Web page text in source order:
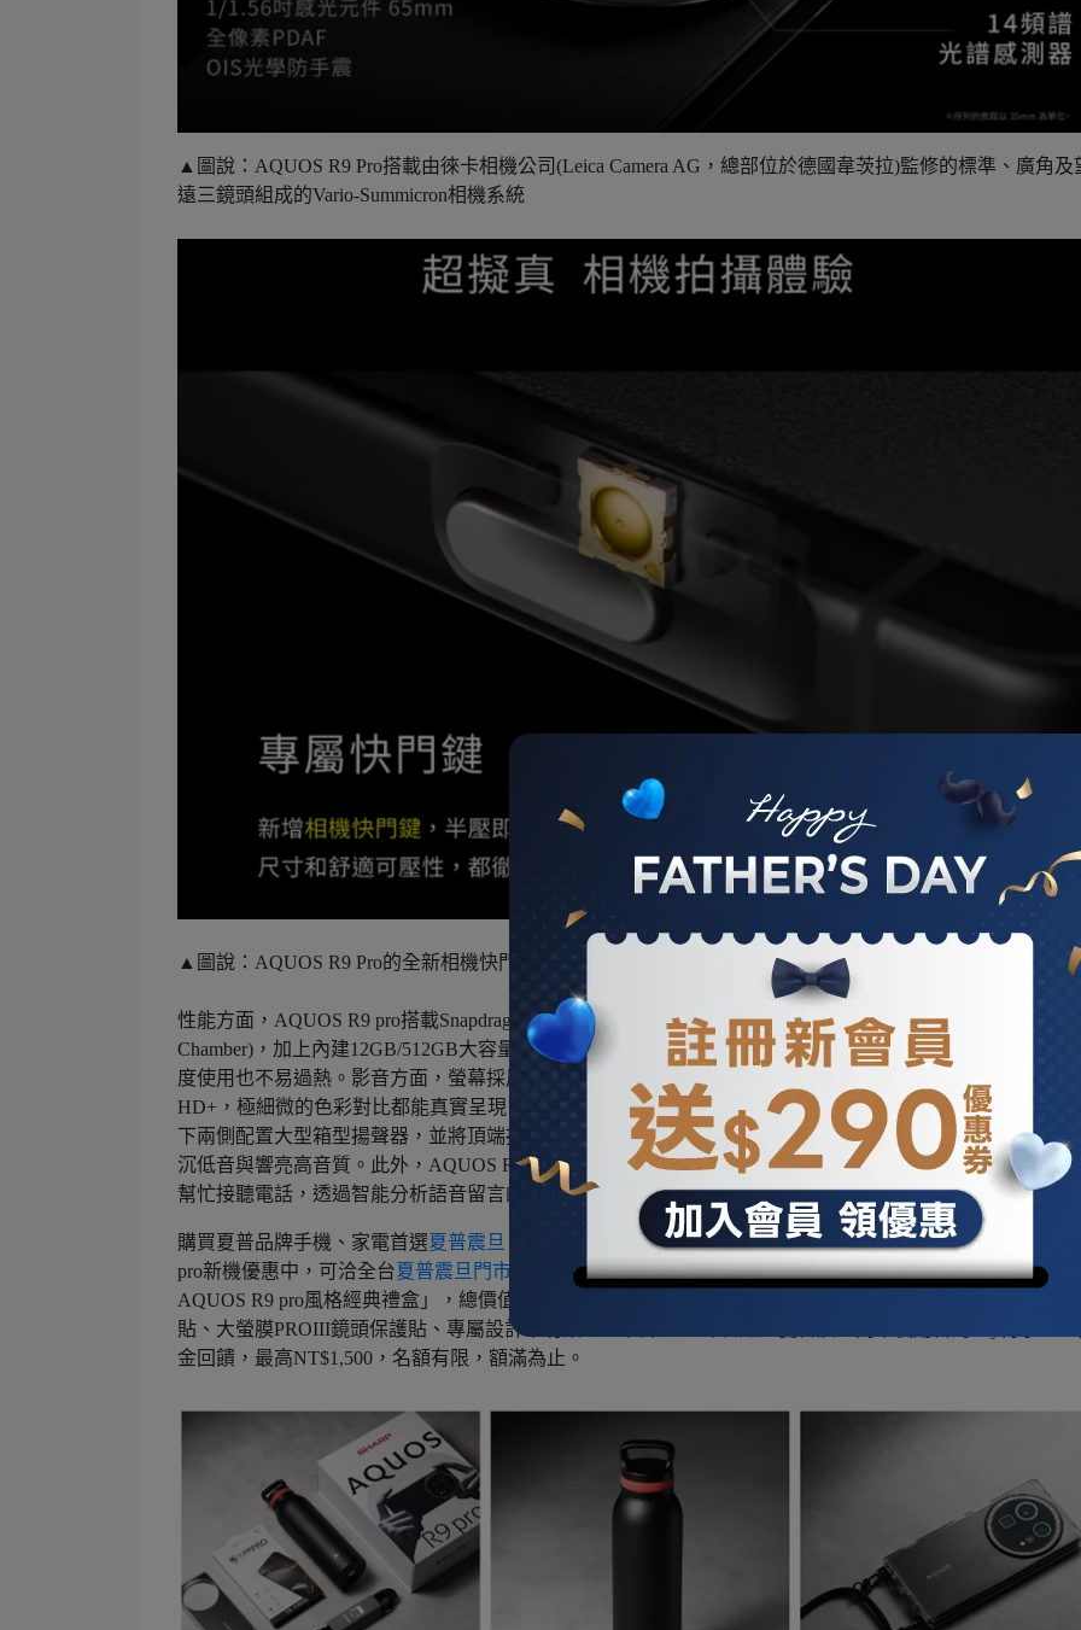
▲圖說：AQUOS R9 Pro搭載由徠卡相機公司(Leica Camera AG，總部位於德國韋茨拉)監修的標準、廣角及
遠三鏡頭組成的Vario-Summicron相機系統
▲圖說：AQUOS R9 Pro的全新相機快門鍵設計，提供如數位相機攝影的體驗。
性能方面，AQUOS R9 pro搭載Snapdragon® 8s Gen 3 Mobile Platform處理器、超導熱板散熱系統(Vapor
Chamber)，加上內建12GB/512GB大容量記憶體，即使開啟多個高負載應用程式，依然能運行流暢不卡頓，
度使用也不易過熱。影音方面，螢幕採用1-240Hz的可變驅動Pro IGZO OLED顯示技術，解析度提升至Quad
HD+，極細微的色彩對比都能真實呈現，亮度與過往機型相比提高約1.5倍，戶外使用也能輕鬆瀏覽；手機
下兩側配置大型箱型揚聲器，並將頂端揚聲器箱結構金屬化，帶來身歷其境的立體環繞聲，完美呈現強勁
沉低音與響亮高音質。此外，AQUOS R9 pro還貼心配備夏普獨有生成式AI功能「留言助手」，彷彿隨身祕
幫忙接聽電話，透過智能分析語音留言的內容重點，無須播放語音即可掌握訊息摘要。
購買夏普品牌手機、家電首選夏普震旦
，手機天天超低搶便宜，夏普家電特賣搶好康！SHARP AQUOS R9
pro新機優惠中，可洽全台夏普震旦門市 夏普震旦線上商城。12/25-2025/1/8搶先預購再送限量「SHARP
AQUOS R9 pro風格經典禮盒」，總價值達NT$6,000，包括限量Leica徠卡保溫瓶、大螢膜 PRO III 螢幕保護
貼、大螢膜PROIII鏡頭保護貼、專屬設計軍功殼 III、長吊繩。即日起於夏普震旦門市使用台灣Pay再享10%
金回饋，最高NT$1,500，名額有限，額滿為止。